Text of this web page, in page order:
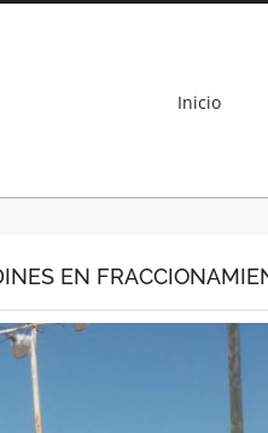
Inicio
EN